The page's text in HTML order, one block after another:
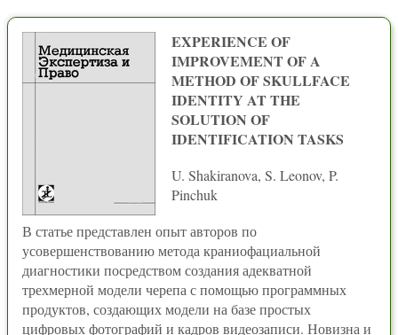
EXPERIENCE OF
IMPROVEMENT OF A
METHOD OF SKULLFACE
IDENTITY AT THE
SOLUTION OF
IDENTIFICATION TASKS
U. Shakiranova, S. Leonov, P.
Pinchuk
В статье представлен опыт авторов по
усовершенствованию метода краниофациальной
диагностики посредством создания адекватной
трехмерной модели черепа с помощью программных
продуктов, создающих модели на базе простых
цифровых фотографий и кадров видеозаписи. Новизна и